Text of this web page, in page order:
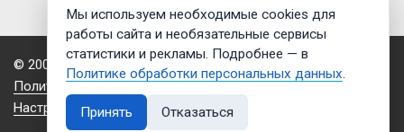
© 2009-2026, ГТРК «Чувашия»
Политика обработки персональных данных
Настройки cookies
Мы используем необходимые cookies для
работы сайта и необязательные сервисы
статистики и рекламы. Подробнее — в
Политике обработки персональных данных.
Принять Отказаться